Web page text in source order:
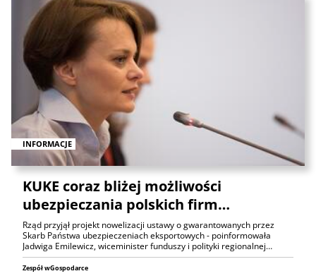
INFORMACJE
KUKE coraz bliżej możliwości
ubezpieczania polskich firm…
Rząd przyjął projekt nowelizacji ustawy o gwarantowanych przez
Skarb Państwa ubezpieczeniach eksportowych - poinformowała
Jadwiga Emilewicz, wiceminister funduszy i polityki regionalnej…
Zespół wGospodarce